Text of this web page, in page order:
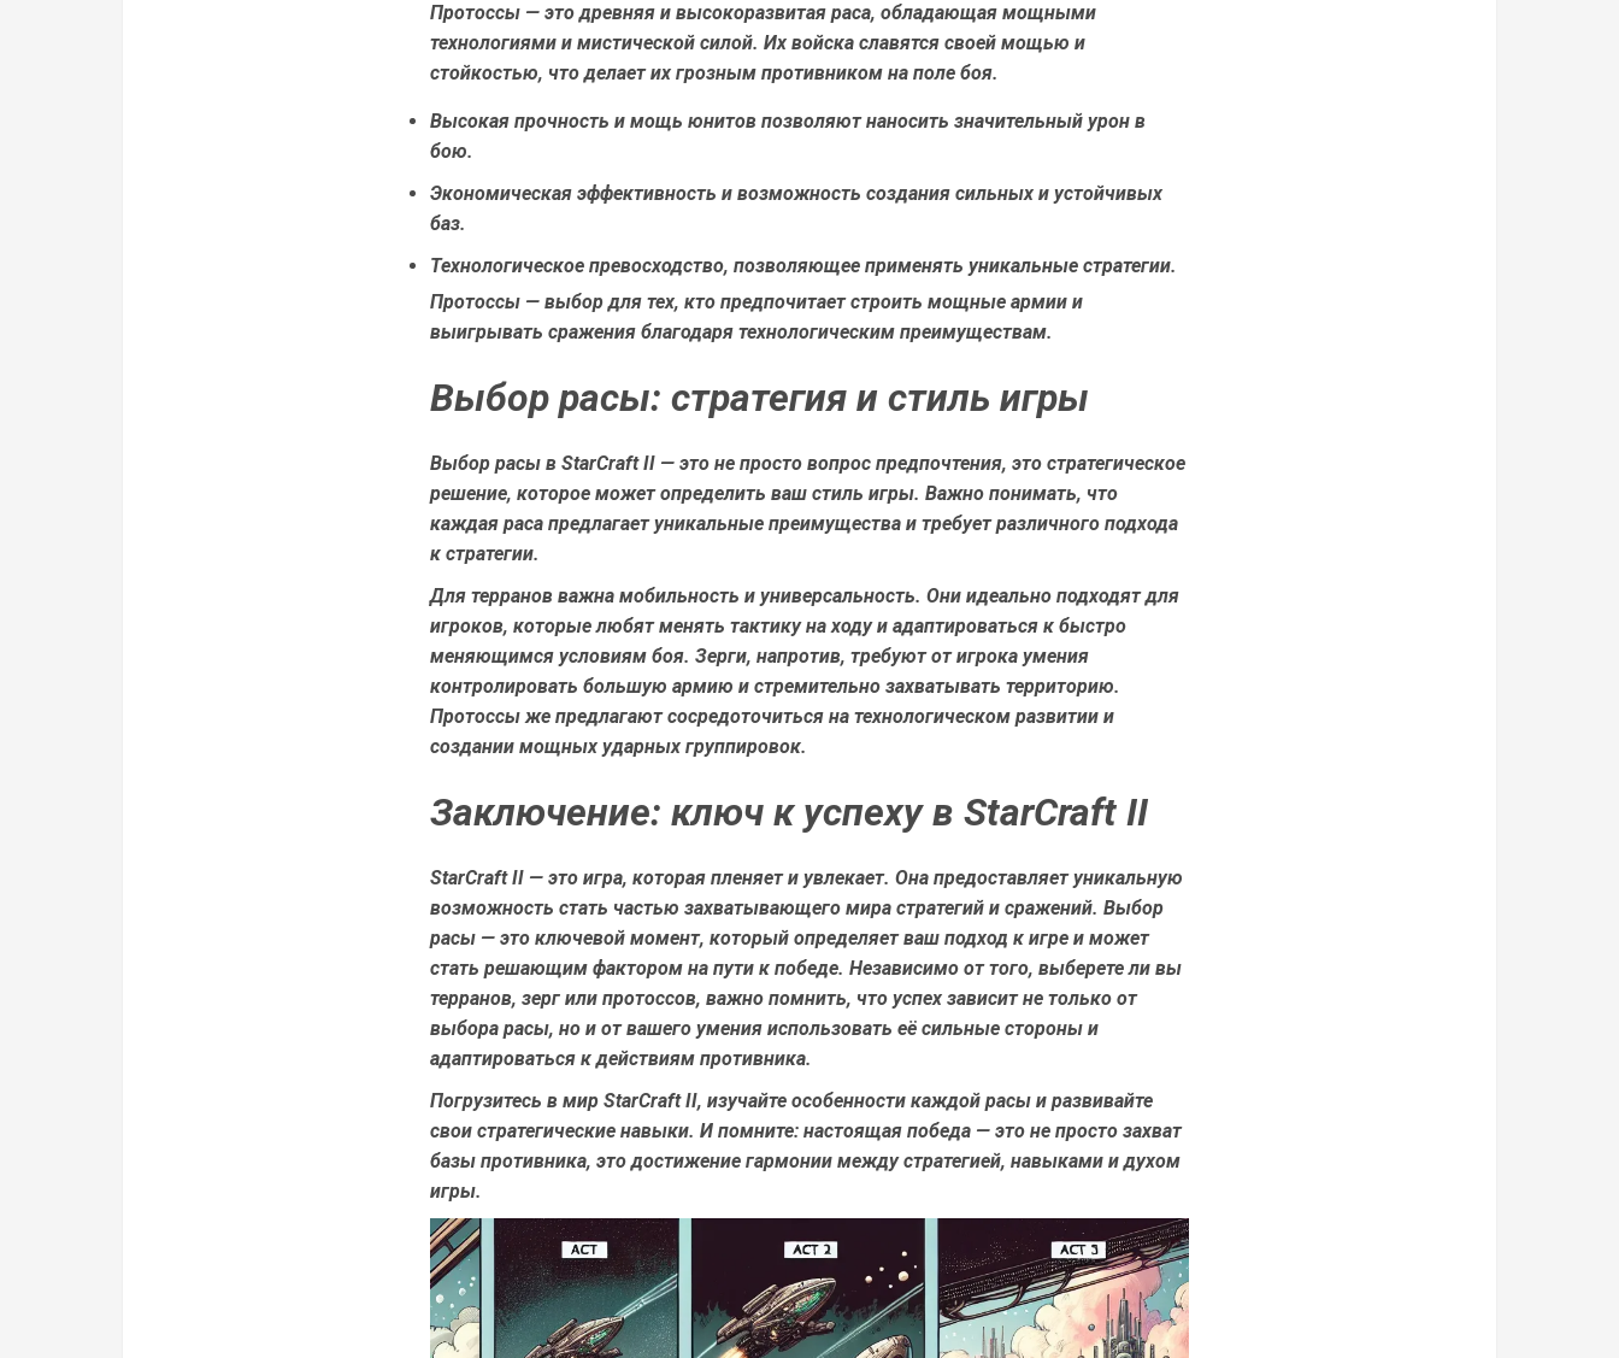
Протоссы — это древняя и высокоразвитая раса, обладающая мощными
технологиями и мистической силой. Их войска славятся своей мощью и
стойкостью, что делает их грозным противником на поле боя.
Высокая прочность и мощь юнитов позволяют наносить значительный урон в
бою.
Экономическая эффективность и возможность создания сильных и устойчивых
баз.
Технологическое превосходство, позволяющее применять уникальные стратегии.
Протоссы — выбор для тех, кто предпочитает строить мощные армии и
выигрывать сражения благодаря технологическим преимуществам.
Выбор расы: стратегия и стиль игры
Выбор расы в StarCraft II — это не просто вопрос предпочтения, это стратегическое
решение, которое может определить ваш стиль игры. Важно понимать, что
каждая раса предлагает уникальные преимущества и требует различного подхода
к стратегии.
Для терранов важна мобильность и универсальность. Они идеально подходят для
игроков, которые любят менять тактику на ходу и адаптироваться к быстро
меняющимся условиям боя. Зерги, напротив, требуют от игрока умения
контролировать большую армию и стремительно захватывать территорию.
Протоссы же предлагают сосредоточиться на технологическом развитии и
создании мощных ударных группировок.
Заключение: ключ к успеху в StarCraft II
StarCraft II — это игра, которая пленяет и увлекает. Она предоставляет уникальную
возможность стать частью захватывающего мира стратегий и сражений. Выбор
расы — это ключевой момент, который определяет ваш подход к игре и может
стать решающим фактором на пути к победе. Независимо от того, выберете ли вы
терранов, зерг или протоссов, важно помнить, что успех зависит не только от
выбора расы, но и от вашего умения использовать её сильные стороны и
адаптироваться к действиям противника.
Погрузитесь в мир StarCraft II, изучайте особенности каждой расы и развивайте
свои стратегические навыки. И помните: настоящая победа — это не просто захват
базы противника, это достижение гармонии между стратегией, навыками и духом
игры.